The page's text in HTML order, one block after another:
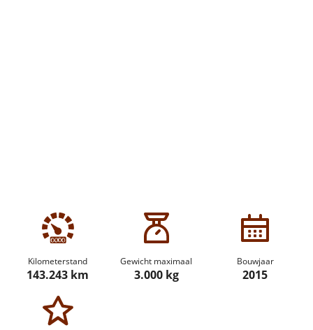
Kilometerstand
143.243 km
Gewicht maximaal
3.000 kg
Bouwjaar
2015